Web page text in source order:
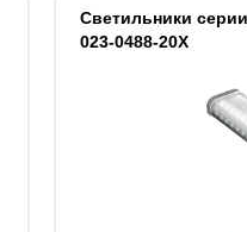
Светильники
023-0488-20Х